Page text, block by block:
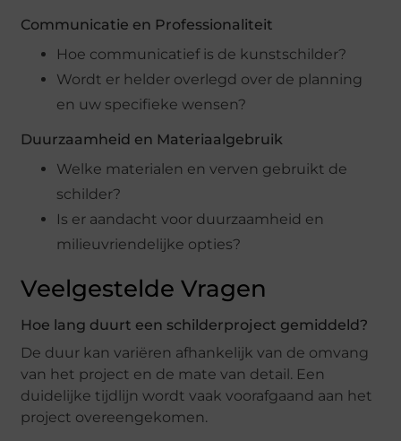
Communicatie en Professionaliteit
Hoe communicatief is de kunstschilder?
Wordt er helder overlegd over de planning
en uw specifieke wensen?
Duurzaamheid en Materiaalgebruik
Welke materialen en verven gebruikt de
schilder?
Is er aandacht voor duurzaamheid en
milieuvriendelijke opties?
Veelgestelde Vragen
Hoe lang duurt een schilderproject gemiddeld?
De duur kan variëren afhankelijk van de omvang
van het project en de mate van detail. Een
duidelijke tijdlijn wordt vaak voorafgaand aan het
project overeengekomen.